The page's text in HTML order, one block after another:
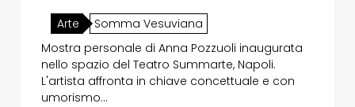
Arte
Somma Vesuviana
Mostra personale di Anna Pozzuoli inaugurata
nello spazio del Teatro Summarte, Napoli.
L'artista affronta in chiave concettuale e con
umorismo…